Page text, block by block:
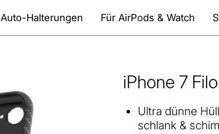
Auto-Halterungen Für AirPods & Watch
iPhone 7
Ultra dünne
schlank &